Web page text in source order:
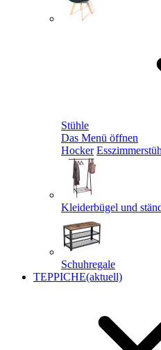
Stühle
Das Menü öffnen
Hocker
Kleiderbügel und
Schuhregale
TEPPICHE(aktuell)